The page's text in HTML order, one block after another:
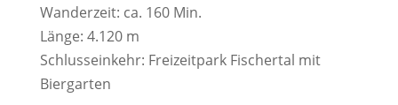
Wanderzeit: ca. 160 Min.
Länge: 4.120 m
Schlusseinkehr: Freizeitpark Fischertal mit
Biergarten